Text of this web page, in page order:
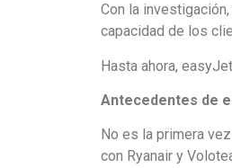
Con la
capacidad de los
Hasta ahora,
Antecedentes de
No es la primera
con Ryanair y